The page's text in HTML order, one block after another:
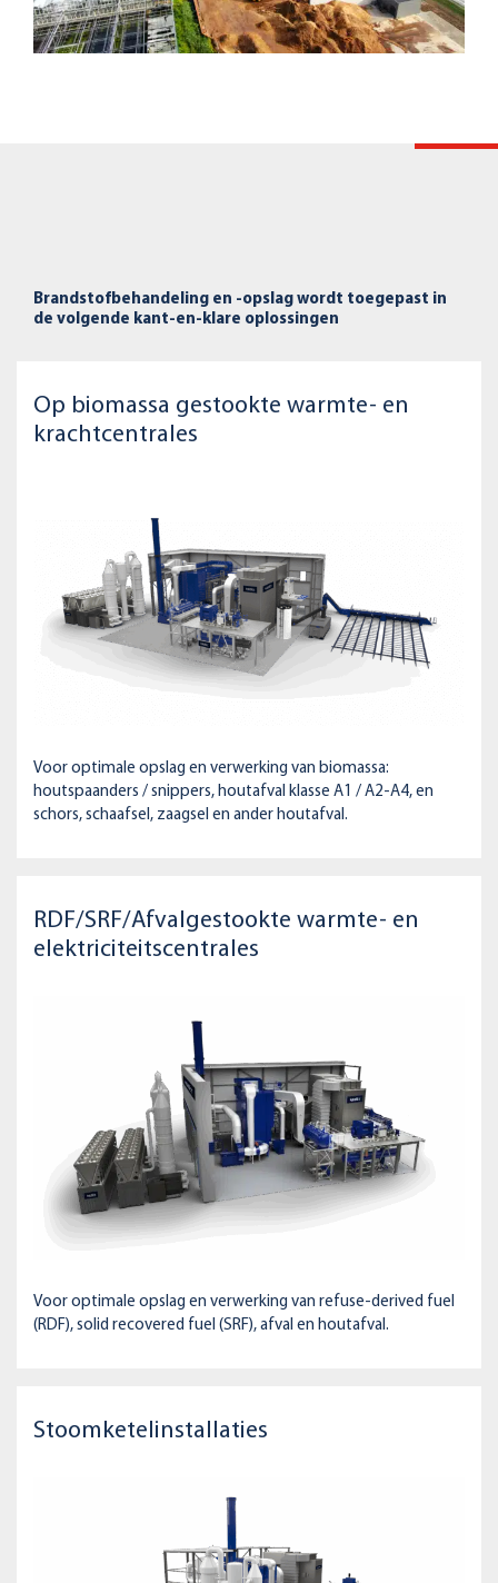
Brandstofbehandeling en -opslag wordt toegepast in
de volgende kant-en-klare oplossingen
Op biomassa gestookte warmte- en
krachtcentrales
Voor optimale opslag en verwerking van biomassa:
houtspaanders / snippers, houtafval klasse A1 / A2-A4, en
schors, schaafsel, zaagsel en ander houtafval.
RDF/SRF/Afvalgestookte warmte- en
elektriciteitscentrales
Voor optimale opslag en verwerking van refuse-derived fuel
(RDF), solid recovered fuel (SRF), afval en houtafval.
Stoomketelinstallaties